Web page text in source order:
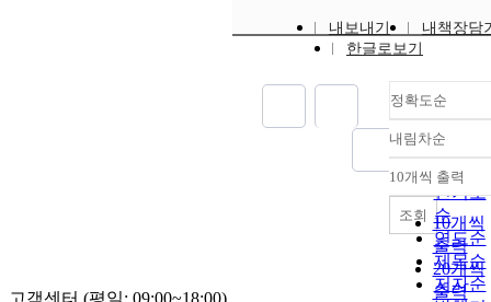
measurement of the
affinity of these
use of cytotoxic
ribonucleases for their
antiviral properties is
described in
4. A zymogen that has
the potential to
specifically kill HIV-
infected cells was
created from RNase A.
Activation of this
presented.
and (2) to assess the
impact of application
imidacloprid
treatments on the
arthropods associated
with eastern hemlock.
The results of this
study showed that
xylem fluid
concentrations of
imidacloprid were
significantly (P <
내보내기
내책장담
한글로보기
정확도순
정확도
순
인기도
순
연도순
제목순
저자순
내림차순
내림차
10개씩 출력
10개씩
출력
20개씩
출력
조회